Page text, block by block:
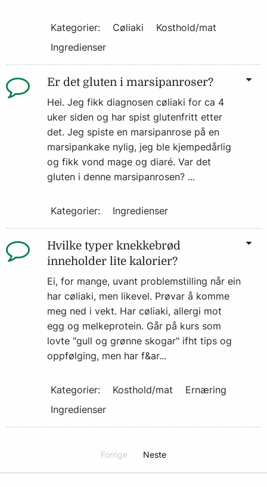
Kategorier: Cøliaki
Kosthold/mat
Ingredienser
Er det gluten i marsipanroser?
Hei. Jeg fikk diagnosen cøliaki for ca 4
uker siden og har spist glutenfritt etter
det. Jeg spiste en marsipanrose på en
marsipankake nylig, jeg ble kjempedårlig
og fikk vond mage og diaré. Var det
gluten i denne marsipanrosen? ...
Kategorier: Ingredienser
Hvilke typer knekkebrød
inneholder lite kalorier?
Ei, for mange, uvant problemstilling når ein
har cøliaki, men likevel. Prøvar å komme
meg ned i vekt. Har cøliaki, allergi mot
egg og melkeprotein. Går på kurs som
lovte "gull og grønne skogar" ifht tips og
oppfølging, men har f&ar...
Kategorier: Kosthold/mat
Ernæring
Ingredienser
Forrige Nesteside